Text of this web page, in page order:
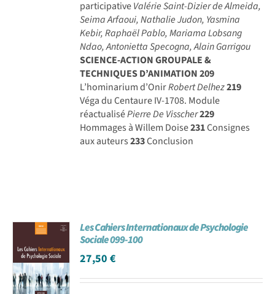
participativeValérie Saint-Dizier de Almeida,
Seima Arfaoui, Nathalie Judon, Yasmina
Kebir, Raphaël Pablo, Mariama Lobsang
Ndao, Antonietta Specogna, Alain Garrigou
SCIENCE-ACTION GROUPALE &
TECHNIQUES D’ANIMATION209
L’hominarium d’OnirRobert Delhez219
Véga du Centaure IV-1708. Module
réactualiséPierre De Visscher229
Hommages à Willem Doise231Consignes
aux auteurs233Conclusion
Les Cahiers Internationaux de Psychologie
Sociale 099-100
27,50€